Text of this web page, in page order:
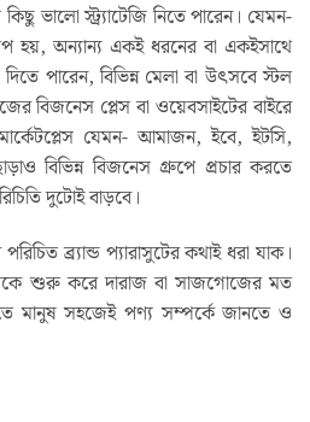
ভালো স্ট্র্যাটেজি নিতে পারেন। যেমন-
হয়, অন্যান্য একই ধরনের বা একইসাথে
পারেন, বিভিন্ন মেলা বা উৎসবে স্টল
বিজনেস প্লেস বা ওয়েবসাইটের বাইরে
যেমন- আমাজন, ইবে, ইটসি,
বিভিন্ন বিজনেস গ্রুপে প্রচার করতে
দুটোই বাড়বে।
ব্র‍্যান্ড প্যারাসুটের কথাই ধরা যাক।
শুরু করে দারাজ বা সাজগোজের মত
মানুষ সহজেই পণ্য সম্পর্কে জানতে ও